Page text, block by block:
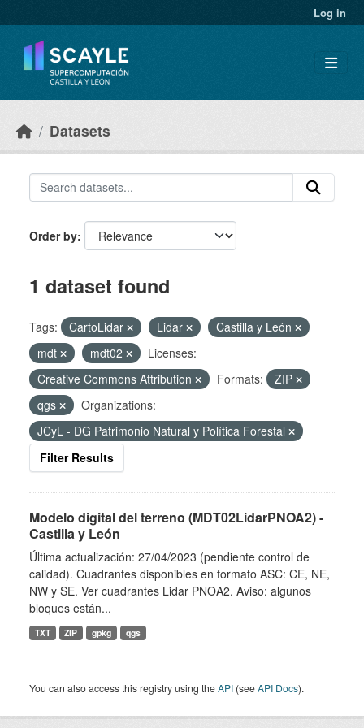
Log in
Datasets
Order by
1 dataset found
Tags: CartoLidar Lidar
Castilla y León
mdt
mdt02
Licenses:
Creative Commons Attribution
Formats:
ZIP
qgs
Organizations:
JCyL - DG Patrimonio Natural y Política Forestal
Filter Results
Modelo digital del terreno (MDT02LidarPNOA2) -
Castilla y León
Última actualización: 27/04/2023 (pendiente control de
calidad). Cuadrantes disponibles en formato ASC: CE, NE,
NW y SE. Ver cuadrantes Lidar PNOA2. Aviso: algunos
bloques están...
TXT ZIP gpkg qgs
You can also access this registry using theAPI (seeAPI Docs).